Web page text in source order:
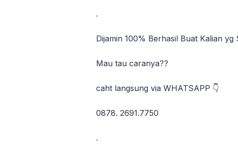
.
Dijamin 100% Berhasil Buat Kalian yg
Mau tau caranya??
caht langsung via WHATSAPP 👇
0878. 2691.7750
.